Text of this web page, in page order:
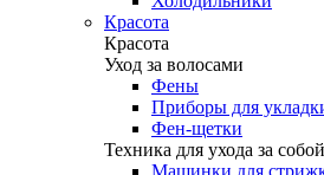
Красота
Красота
Уход за волосами
Фены
Приборы для
Фен-щетки
Техника для ухода за собой
Машинки для